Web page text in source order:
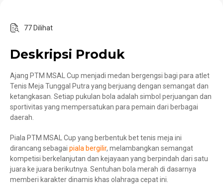
77 Dilihat
Deskripsi Produk
Ajang PTM MSAL Cup menjadi medan bergengsi bagi para atlet
Tenis Meja Tunggal Putra yang berjuang dengan semangat dan
ketangkasan. Setiap pukulan bola adalah simbol perjuangan dan
sportivitas yang mempersatukan para pemain dari berbagai
daerah.
Piala PTM MSAL Cup yang berbentuk bet tenis meja ini
dirancang sebagai piala bergilir, melambangkan semangat
kompetisi berkelanjutan dan kejayaan yang berpindah dari satu
juara ke juara berikutnya. Sentuhan bola merah di dasarnya
memberi karakter dinamis khas olahraga cepat ini.